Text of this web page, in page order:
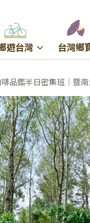
遊台灣 台灣鄉
品鑑半日密集班｜暨